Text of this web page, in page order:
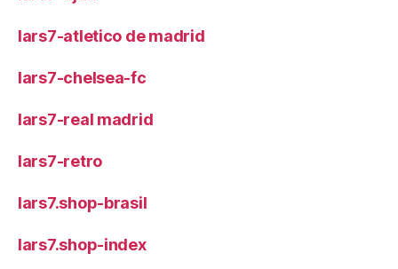
lars7-atletico de madrid
lars7-chelsea-fc
lars7-real madrid
lars7-retro
lars7.shop-brasil
lars7.shop-index